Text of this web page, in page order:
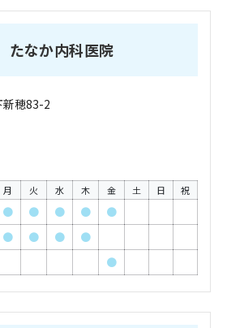
なか内科医院
新穂83-2
月 火 水 木 金 土 日 祝
● ● ● ●
●
● ● ●
●
●